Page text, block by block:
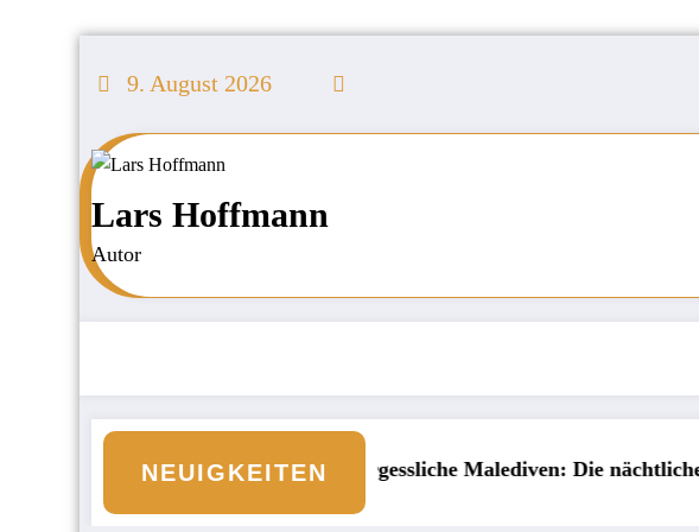
Inhalt
9. August 2026
Lars Hoffmann
Autor
NEUIGKEITEN
an den Börsen Unvergessliche Malediven: Die nächtliche